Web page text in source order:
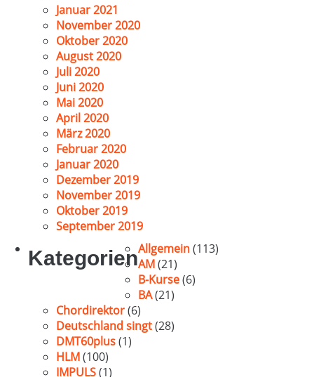
Januar 2021
November 2020
Oktober 2020
August 2020
Juli 2020
Juni 2020
Mai 2020
April 2020
März 2020
Februar 2020
Januar 2020
Dezember 2019
November 2019
Oktober 2019
September 2019
KategorienAllgemein(113)
AM(21)
B-Kurse(6)
BA(21)
Chordirektor(6)
Deutschland singt(28)
DMT60plus(1)
HLM(100)
IMPULS(1)